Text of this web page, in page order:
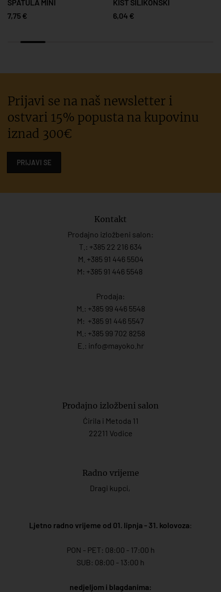
ŠPATULA MINI
7,75 €
KIST SILIKONSKI
6,04 €
Prijavi se na naš newsletter i
ostvari 15% popusta na kupovinu
iznad 300€
PRIJAVI SE
Kontakt
Prodajno izložbeni salon:
T.: +385 22 216 634
M. +385 91 446 5504
M: +385 91 446 5548
Prodaja:
M.: +385 99 446 5548
M: +385 91 446 5547
M.: +385 99 702 8258
E.: info@mayoko. hr
Prodajno izložbeni salon
Ćirila i Metoda 11
22211 Vodice
Radno vrijeme
Dragi kupci,
Ljetno radno vrijeme od 01. lipnja - 31. kolovoza:
PON - PET: 08:00 - 17:00 h
SUB: 08:00 - 13:00 h
nedjeljom i blagdanima: